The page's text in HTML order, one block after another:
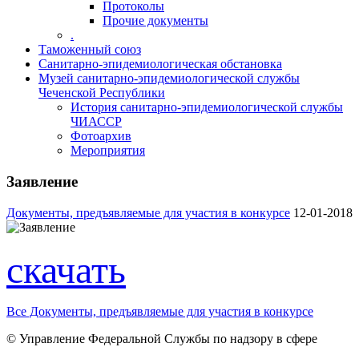
Протоколы
Прочие документы
.
Таможенный союз
Санитарно-эпидемиологическая обстановка
Музей санитарно-эпидемиологической службы
Чеченской Республики
История санитарно-эпидемиологической службы
ЧИАССР
Фотоархив
Мероприятия
Заявление
Документы, предъявляемые для участия в конкурсе 12-01-2018
скачать
Все Документы, предъявляемые для участия в конкурсе
© Управление Федеральной Службы по надзору в сфере